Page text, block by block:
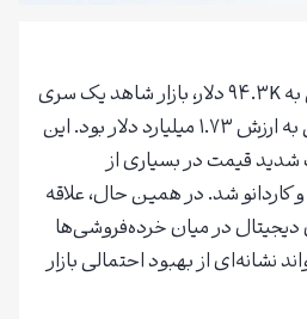
با کاهش قیمت بیت‌کوین به ۹۴.۳K دلار، بازار شاهد یک سری
لیکوئیدیشن‌های سنگین به ارزش ۱.۷۳ میلیارد دلار بود. این
قیمت در بسیاری از
آلت‌کوین‌ها از جمله XRP و کاردانو شد. در همین حال، علاقه
دیجیتال در میان خرده‌فروشی‌ها
از بهبود احتمالی بازار